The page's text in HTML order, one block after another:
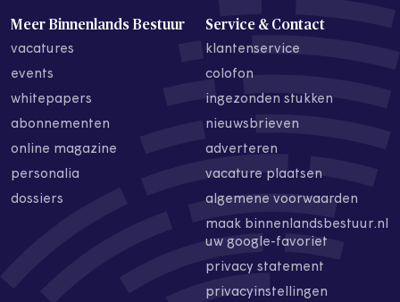
Meer Binnenlands Bestuur
vacatures
events
whitepapers
abonnementen
online magazine
personalia
dossiers
Service & Contact
klantenservice
colofon
ingezonden stukken
nieuwsbrieven
adverteren
vacature plaatsen
algemene voorwaarden
maak binnenlandsbestuur.nl
uw google-favoriet
privacy statement
privacyinstellingen